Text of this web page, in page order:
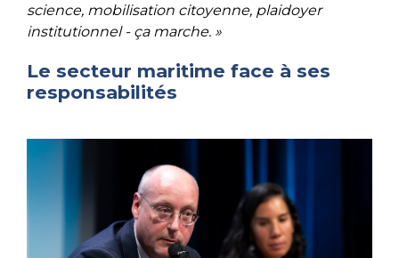
science, mobilisation citoyenne, plaidoyer
institutionnel - ça marche. »
Le secteur maritime face à ses
responsabilités